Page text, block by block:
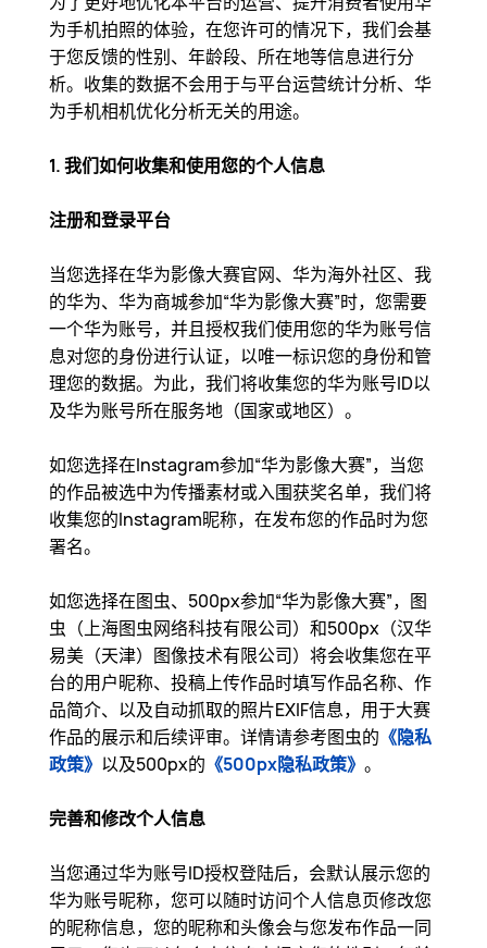
为手机拍照的体验，在您许可的情况下，我们会基
于您反馈的性别、年龄段、所在地等信息进行分
析。收集的数据不会用于与平台运营统计分析、华
为手机相机优化分析无关的用途。
1. 我们如何收集和使用您的个人信息
注册和登录平台
当您选择在华为影像大赛官网、华为海外社区、我
的华为、华为商城参加“华为影像大赛”时，您需要
一个华为账号，并且授权我们使用您的华为账号信
息对您的身份进行认证，以唯一标识您的身份和管
理您的数据。为此，我们将收集您的华为账号ID以
及华为账号所在服务地（国家或地区）。
如您选择在Instagram参加“华为影像大赛”，当您
的作品被选中为传播素材或入围获奖名单，我们将
收集您的Instagram昵称，在发布您的作品时为您
署名。
如您选择在图虫、500px参加“华为影像大赛”，图
虫（上海图虫网络科技有限公司）和500px（汉华
易美（天津）图像技术有限公司）将会收集您在平
台的用户昵称、投稿上传作品时填写作品名称、作
品简介、以及自动抓取的照片EXIF信息，用于大赛
作品的展示和后续评审。详情请参考图虫的 《隐私
政策》 以及500px的 《500px隐私政策》 。
完善和修改个人信息
当您通过华为账号ID授权登陆后，会默认展示您的
华为账号昵称，您可以随时访问个人信息页修改您
的昵称信息，您的昵称和头像会与您发布作品一同